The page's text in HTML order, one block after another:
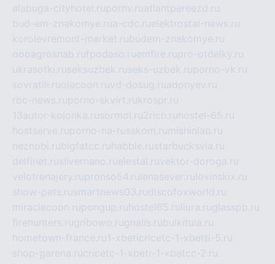
alabuga-cityhotel.rupornv.ruatlantpereezd.ru
bud-em-znakomye.rua-cdc.ruelektrostal-news.ru
korolevremont-market.rubudem-znakomye.ru
oooagrosnab.rufpodaso.ruemfire.rupro-otdelky.ru
ukrasotki.ruseksuzbek.ruseks-uzbek.ruporno-vk.ru
sovratili.ruolecoon.ruvd-dosug.ruadonyev.ru
rbc-news.ruporno-skvirt.rukrospr.ru
13autor-kolonka.rusormol.ru2rich.ru hostel-65.ru
hostserve.ruporno-na-russkom.ru mishinlab.ru
neznobi.rubigfatcc.ru habble.rustarbucksvia.ru
delfinet.rusilvernano.ruelestal.ruvektor-doroga.ru
velotrenajery.rupronso54.ru lenasever.ru lovinskix.ru
show-pets.rusmartnews03.rudiscofoxworld.ru
miraclecoon.rupongup.ru hostel65.ru liura.ruglasspb.ru
firehunters.rugribowo.rugnalis.rubulkitula.ru
hometown-france.ru1-xbeticricetc-1-xbetti-5.ru
shop-garena.rucricetc-1-xbetr-1-xbetcc-2.ru